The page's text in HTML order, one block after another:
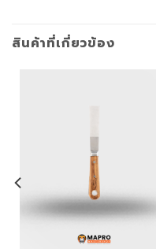
สินค้าที่เกี่ยวข้อง